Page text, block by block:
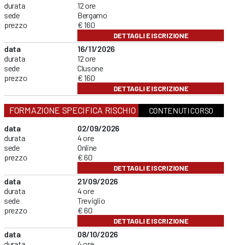
durata
sede
prezzo
12 ore
Bergamo
€ 160
DETTAGLI E ISCRIZIONE
data
durata
sede
prezzo
16/11/2026
12 ore
Clusone
€ 160
DETTAGLI E ISCRIZIONE
FORMAZIONE SPECIFICA RISCHIO BASSOCONTENUTI CORSO
data
durata
sede
prezzo
02/09/2026
4 ore
Online
€ 60
DETTAGLI E ISCRIZIONE
data
durata
sede
prezzo
21/09/2026
4 ore
Treviglio
€ 60
DETTAGLI E ISCRIZIONE
data
08/10/2026